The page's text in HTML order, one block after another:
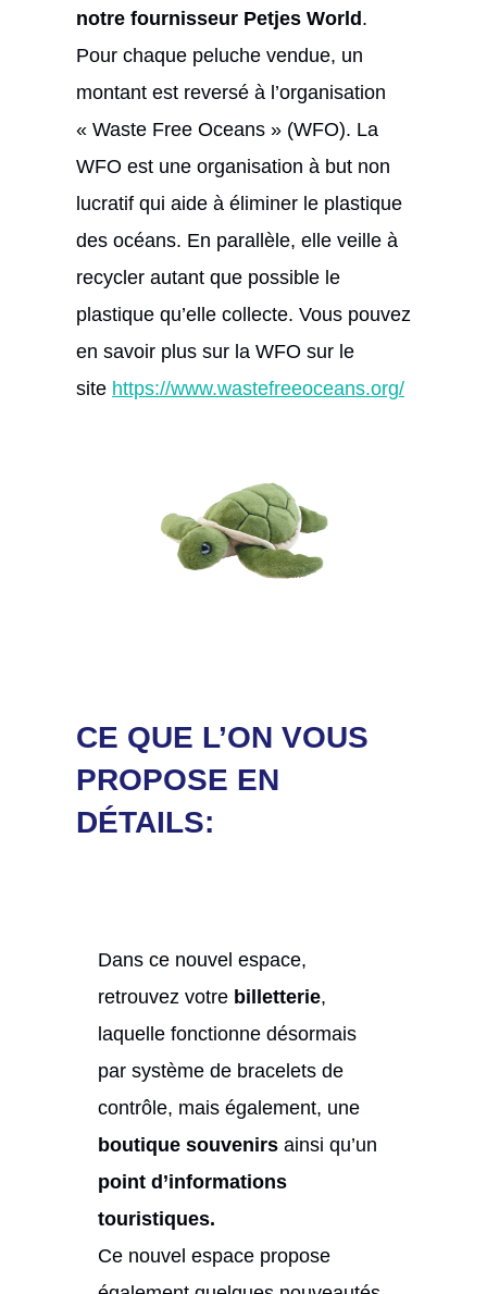
notre fournisseur Petjes World .
Pour chaque peluche vendue, un
montant est reversé à l’organisation
« Waste Free Oceans » (WFO). La
WFO est une organisation à but non
lucratif qui aide à éliminer le plastique
des océans. En parallèle, elle veille à
recycler autant que possible le
plastique qu’elle collecte. Vous pouvez
en savoir plus sur la WFO sur le
site https://www.wastefreeoceans.org/
CE QUE L’ON VOUS
PROPOSE EN
DÉTAILS:
Dans ce nouvel espace,
retrouvez votre billetterie,
laquelle fonctionne désormais
par système de bracelets de
contrôle, mais également, une
boutique souvenirs ainsi qu’un
point d’informations
touristiques.
Ce nouvel espace propose